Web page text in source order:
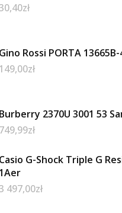
zł
Gino Rossi PORTA 13665B-
149,00zł
Burberry 2370U 3001 53
749,99zł
Casio G-Shock Triple G
1Aer
497,00zł